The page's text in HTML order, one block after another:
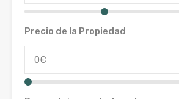
Precio de la Propiedad